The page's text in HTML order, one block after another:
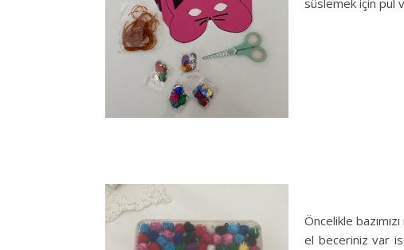
süslemek için pul
Öncelikle
el beceriniz var